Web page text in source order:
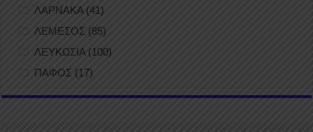
ΛΑΡΝΑΚΑ(41)
ΛΕΜΕΣΟΣ (85)
ΛΕΥΚΩΣΙΑ (100)
ΠΑΦΟΣ (17)